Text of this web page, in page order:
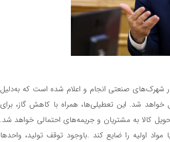
شهرک‌های صنعتی انجام و اعلام شده است که به‌دلیل
خواهد شد. این تعطیلی‌ها، همراه با کاهش گاز، برای
کالا به مشتریان و جریمه‌های احتمالی خواهد شد.
اولیه را ضایع کند .با‌وجود توقف تولید، واحدها